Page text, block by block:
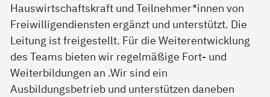
Hauswirtschaftskraft und Teilnehmer*innen von
Freiwilligendiensten ergänzt und unterstützt. Die
Leitung ist freigestellt. Für die Weiterentwicklung
des Teams bieten wir regelmäßige Fort- und
Weiterbildungen an .Wir sind ein
Ausbildungsbetrieb und unterstützen daneben